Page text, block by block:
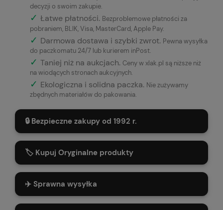
decyzji o swoim zakupie.
✓ Łatwe płatności. Bezproblemowe płatności za
pobraniem, BLIK, Visa, MasterCard, Apple Pay.
✓ Darmowa dostawa i szybki zwrot. Pewna wysyłka
do paczkomatu 24/7 lub kurierem inPost.
✓ Taniej niż na aukcjach. Ceny w xlak.pl są niższe niż
na wiodących stronach aukcyjnych.
✓ Ekologiczna i solidna paczka. Nie zużywamy
zbędnych materiałów do pakowania.
🔒 Bezpieczne zakupy od 1992 r.
🏷️ Kupuj Oryginalne produkty
✈️ Sprawna wysyłka